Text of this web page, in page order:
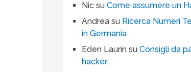
Nic suCome assumere un
Andrea su Ricerca Numeri
in Germania
Eden Laurin suConsigli da
hacker